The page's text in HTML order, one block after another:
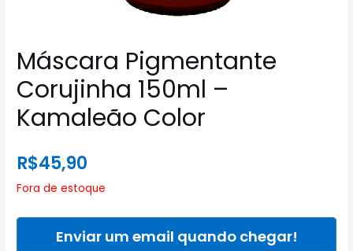
Máscara Pigmentante
Corujinha 150ml –
Kamaleão Color
R$45,90
Fora de estoque
Enviar um email quando chegar!